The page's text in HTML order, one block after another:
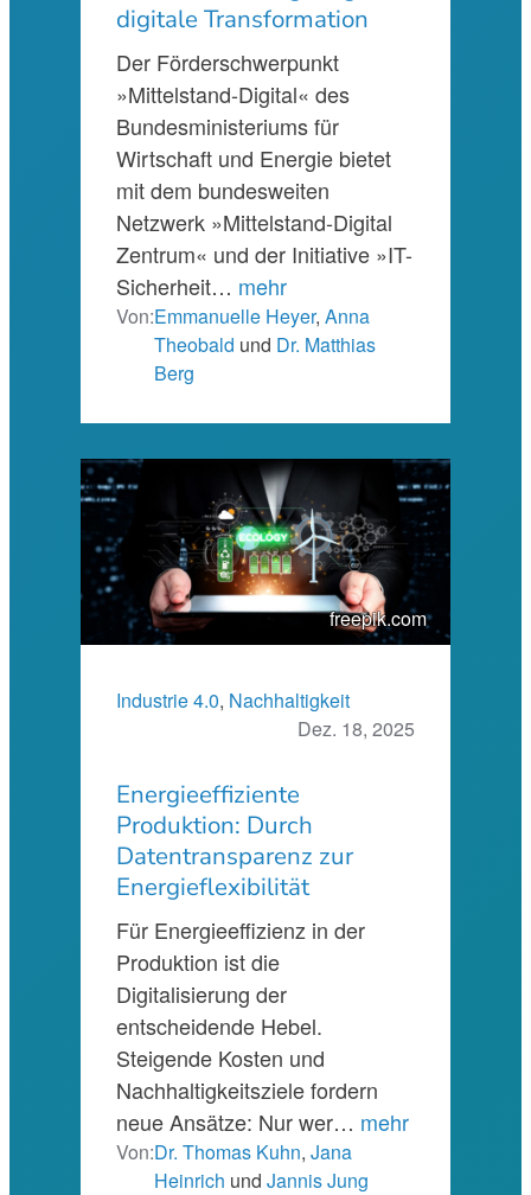
digitale Transformation
Der Förderschwerpunkt
»Mittelstand-Digital« des
Bundesministeriums für
Wirtschaft und Energie bietet
mit dem bundesweiten
Netzwerk »Mittelstand-Digital
Zentrum« und der Initiative »IT-
Sicherheit… mehr
Von:Emmanuelle Heyer, Anna
Theobald und Dr. Matthias
Berg
freepik.com
Industrie 4.0, Nachhaltigkeit
Dez. 18, 2025
Energieeffiziente
Produktion: Durch
Datentransparenz zur
Energieflexibilität
Für Energieeffizienz in der
Produktion ist die
Digitalisierung der
entscheidende Hebel.
Steigende Kosten und
Nachhaltigkeitsziele fordern
neue Ansätze: Nur wer… mehr
Von:Dr. Thomas Kuhn, Jana
Heinrich und Jannis Jung